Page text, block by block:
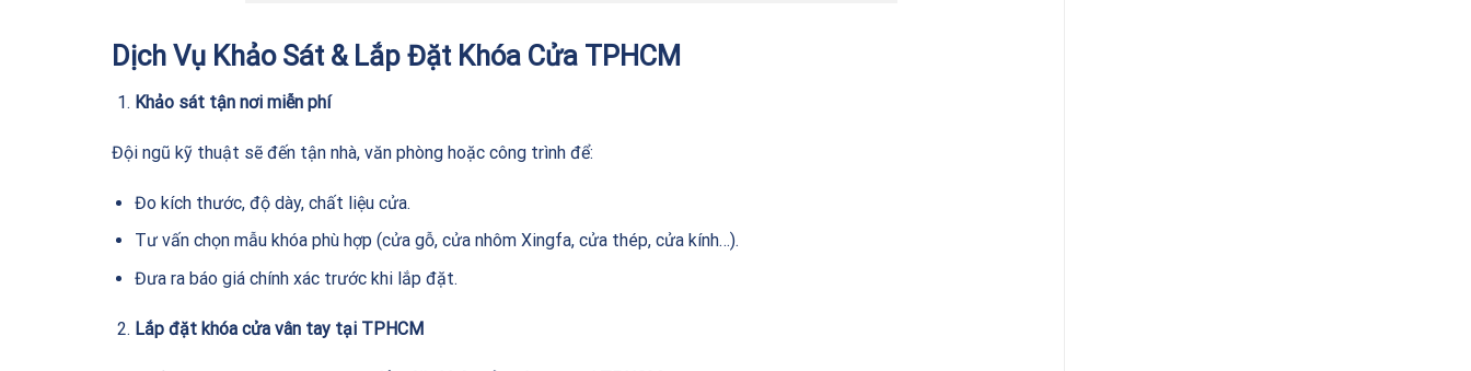
Dịch Vụ Khảo Sát & Lắp Đặt Khóa Cửa TPHCM
Khảo sát tận nơi miễn phí
Đội ngũ kỹ thuật sẽ đến tận nhà, văn phòng hoặc công trình để:
Đo kích thước, độ dày, chất liệu cửa.
Tư vấn chọn mẫu khóa phù hợp (cửa gỗ, cửa nhôm Xingfa, cửa thép, cửa kính…).
Đưa ra báo giá chính xác trước khi lắp đặt.
Lắp đặt khóa cửa vân tay tại TPHCM